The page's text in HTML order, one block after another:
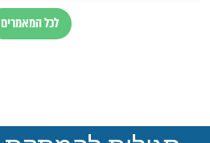
המסמך
במרתפי